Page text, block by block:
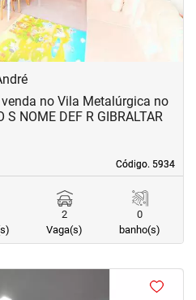
Código. 5934
Código. 5934
no Vila Metalúrgica no
NOME DEF R GIBRALTAR
2
Vaga(s)
0
banho(s)